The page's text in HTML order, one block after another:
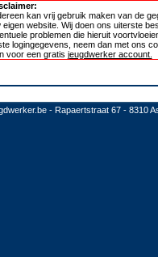
kan vrij gebruik maken van de
eigen website. Wij doen ons uiterste
problemen die hieruit
logingegevens, neem dan met ons
voor een gratis jeugdwerker account.
- Rapaertstraat 67 - 8310